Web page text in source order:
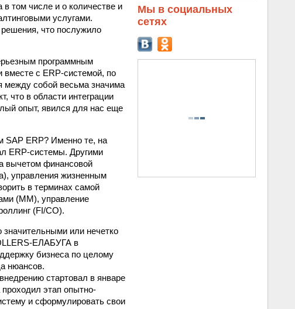
том числе и о количестве и
услугами.
решения, что послужило
программным
с ERP‑системой, по
между собой весьма значима
что в области интеграции
опыт, явился для нас еще
SAP ERP? Именно те, на
ERP‑системы. Другими
вычетом финансовой
управления жизненным
в терминах самой
(MM), управление
(FI/CO).
значительными или нечетко
ЕЛАБУГА в
бизнеса по целому
нюансов.
стартовал в январе
проходил этап опытно-
и сформулировать свои
Мы в социальных
сетях